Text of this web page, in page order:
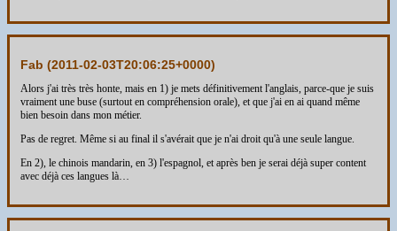
Fab (2011-02-03T20:06:25+0000)
Alors j'ai très très honte, mais en 1) je mets définitivement l'anglais, parce-que je suis
vraiment une buse (surtout en compréhension orale), et que j'ai en ai quand même
bien besoin dans mon métier.
Pas de regret. Même si au final il s'avérait que je n'ai droit qu'à une seule langue.
En 2), le chinois mandarin, en 3) l'espagnol, et après ben je serai déjà super content
avec déjà ces langues là…